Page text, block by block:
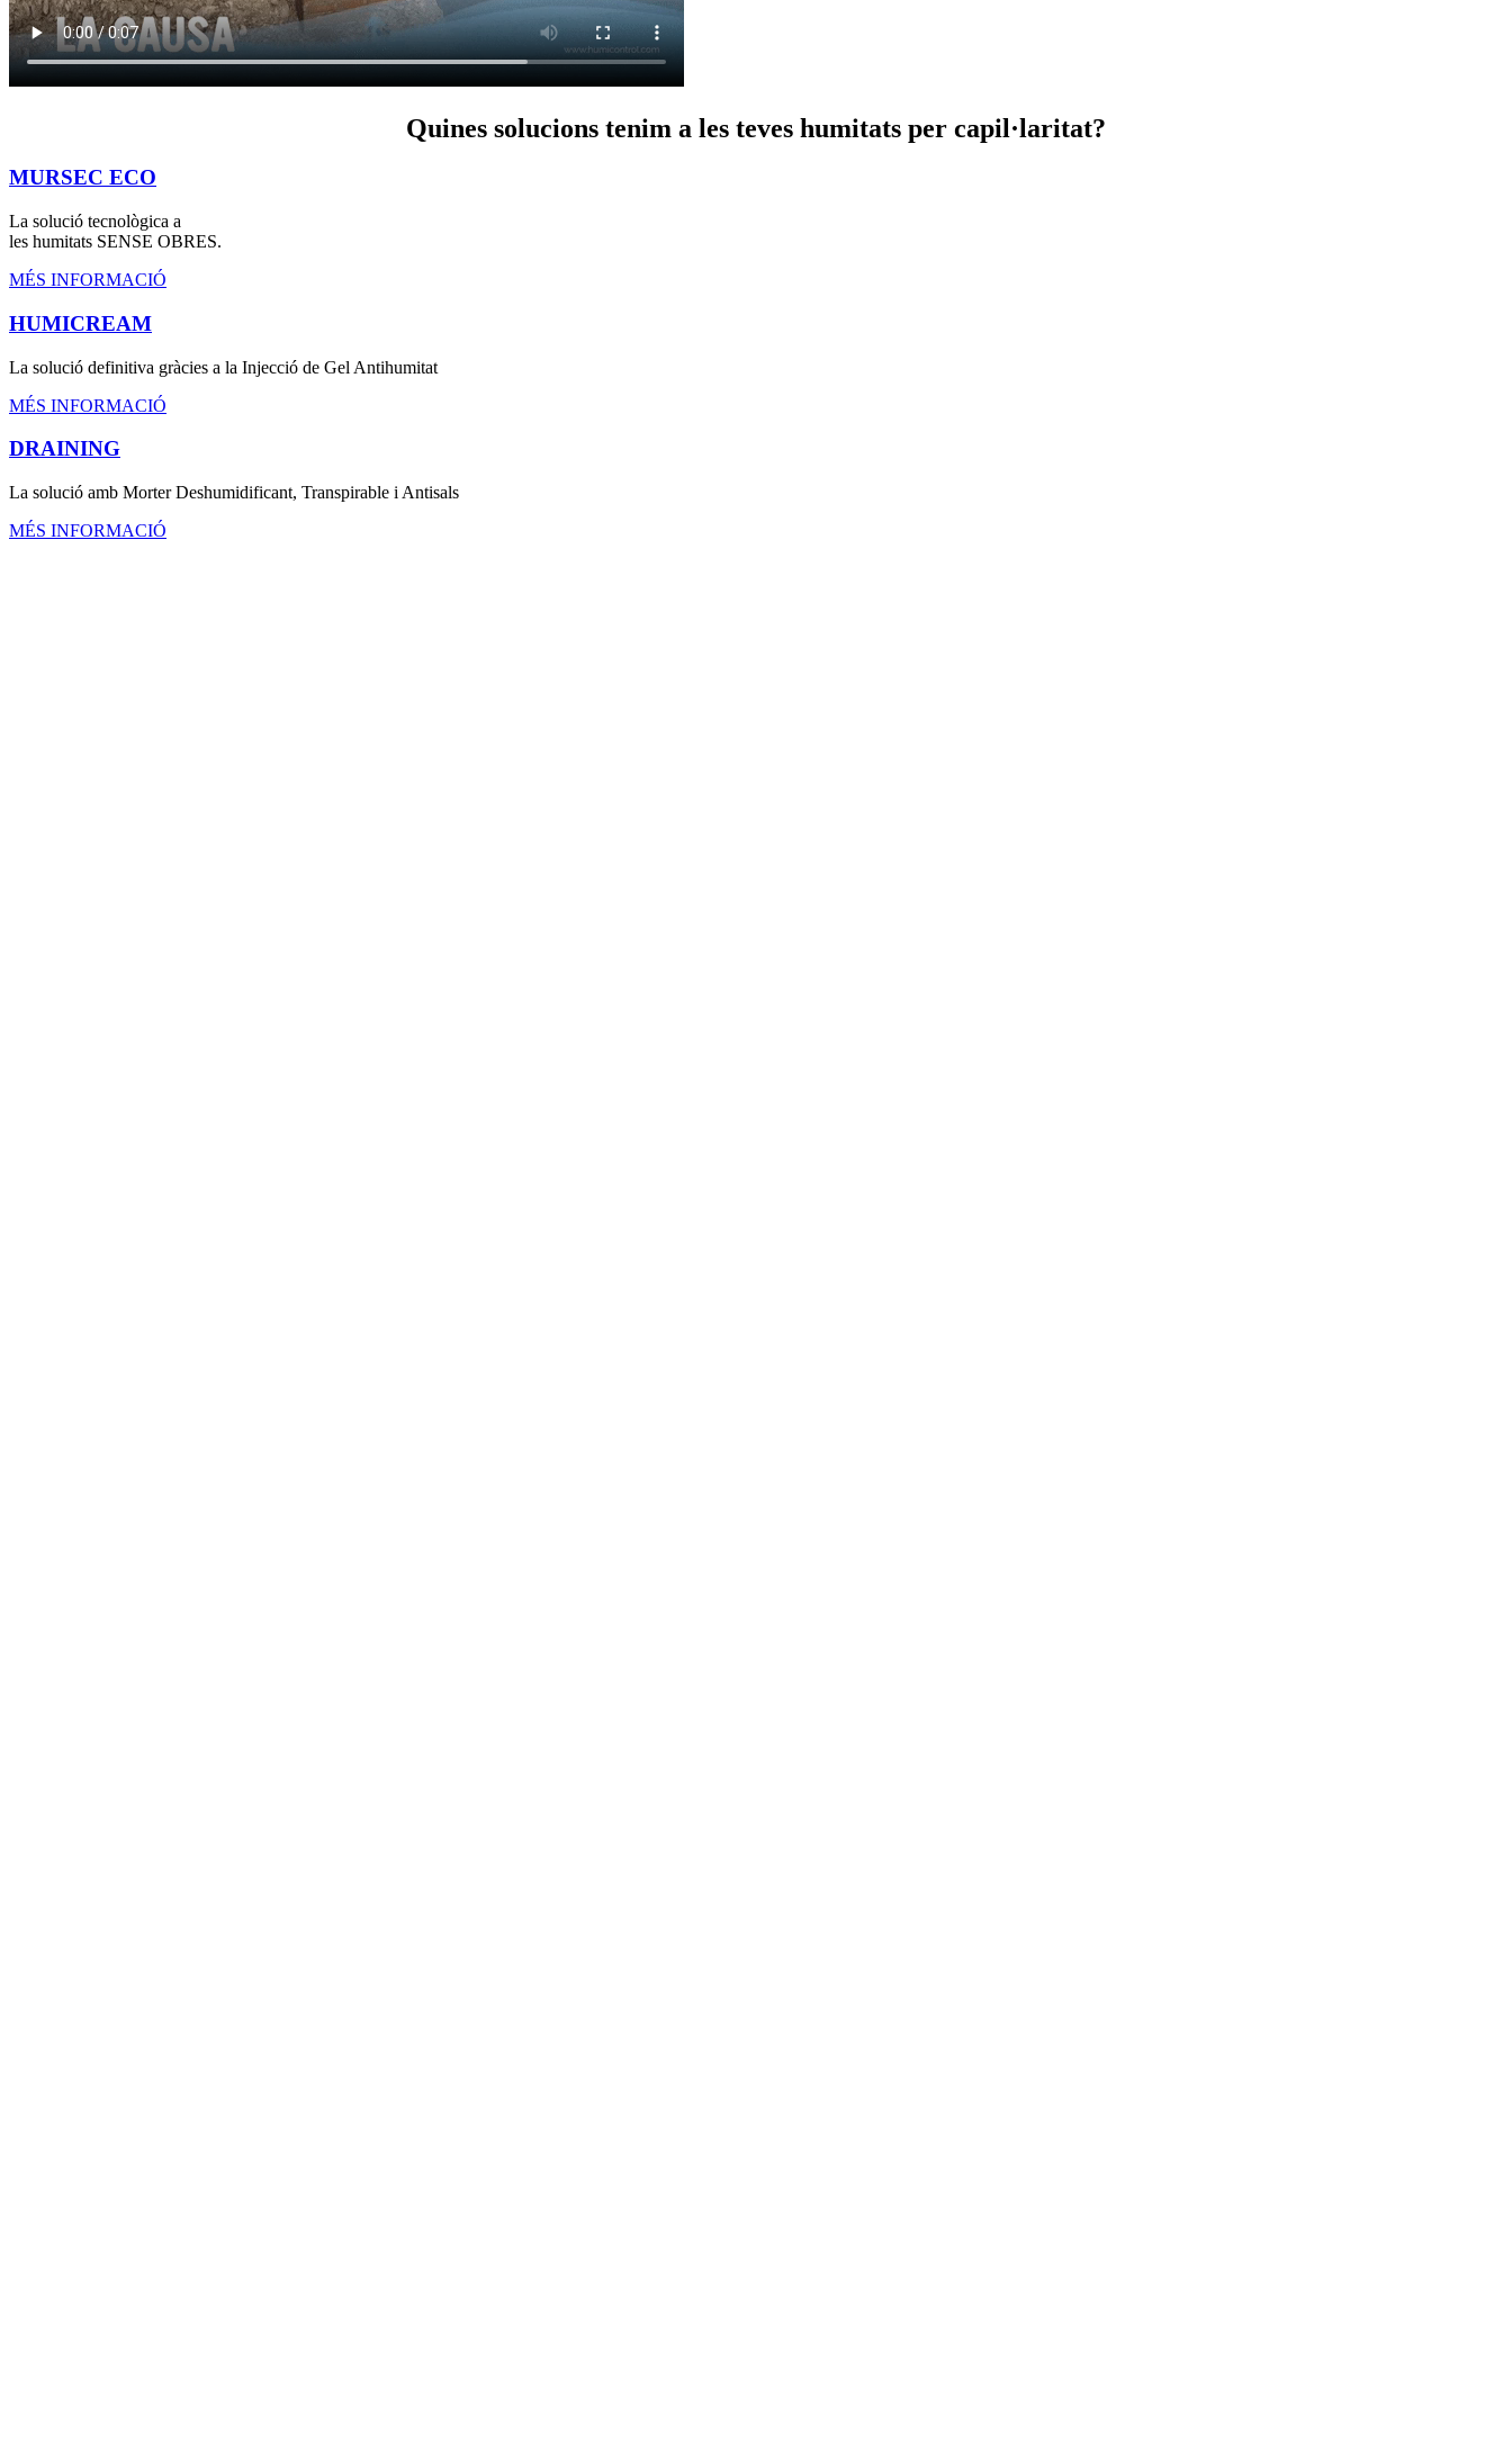
Quines solucions tenim a les teves humitats per capil·laritat?
MURSEC ECO
La solució tecnològica a
les humitats SENSE OBRES.
MÉS INFORMACIÓ
HUMICREAM
La solució definitiva gràcies a la Injecció de Gel Antihumitat
MÉS INFORMACIÓ
DRAINING
La solució amb Morter Deshumidificant, Transpirable i Antisals
MÉS INFORMACIÓ